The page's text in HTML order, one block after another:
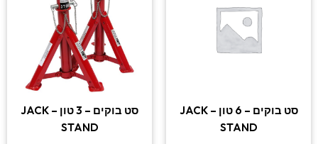
סט בוקים – 6 טון – JACK
STAND
סט בוקים – 3 טון – JACK
STAND